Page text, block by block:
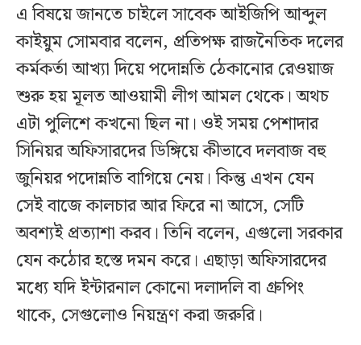
এ বিষয়ে জানতে চাইলে সাবেক আইজিপি আব্দুল
কাইয়ুম সোমবার বলেন, প্রতিপক্ষ রাজনৈতিক দলের
কর্মকর্তা আখ্যা দিয়ে পদোন্নতি ঠেকানোর রেওয়াজ
শুরু হয় মূলত আওয়ামী লীগ আমল থেকে। অথচ
এটা পুলিশে কখনো ছিল না। ওই সময় পেশাদার
সিনিয়র অফিসারদের ডিঙ্গিয়ে কীভাবে দলবাজ বহু
জুনিয়র পদোন্নতি বাগিয়ে নেয়। কিন্তু এখন যেন
সেই বাজে কালচার আর ফিরে না আসে, সেটি
অবশ্যই প্রত্যাশা করব। তিনি বলেন, এগুলো সরকার
যেন কঠোর হস্তে দমন করে। এছাড়া অফিসারদের
মধ্যে যদি ইন্টারনাল কোনো দলাদলি বা গ্রুপিং
থাকে, সেগুলোও নিয়ন্ত্রণ করা জরুরি।